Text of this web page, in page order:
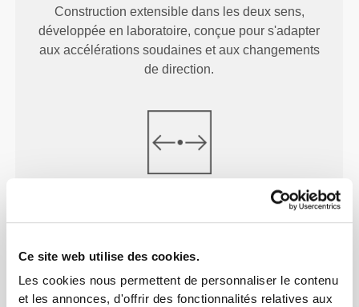
Ce site web utilise des cookies.
Les cookies nous permettent de personnaliser le contenu
et les annonces, d'offrir des fonctionnalités relatives aux
Construction extensible dans les deux sens,
développée en laboratoire, conçue pour s'adapter
aux accélérations soudaines et aux changements
de direction.
pour plus de confort et un peu plus de couverture.